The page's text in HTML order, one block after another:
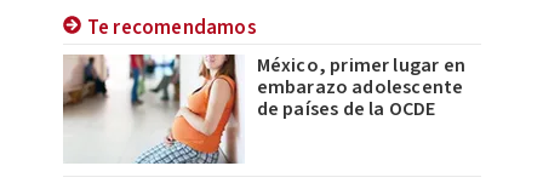
Te recomendamos
México, primer lugar en
embarazo adolescente
de países de la OCDE